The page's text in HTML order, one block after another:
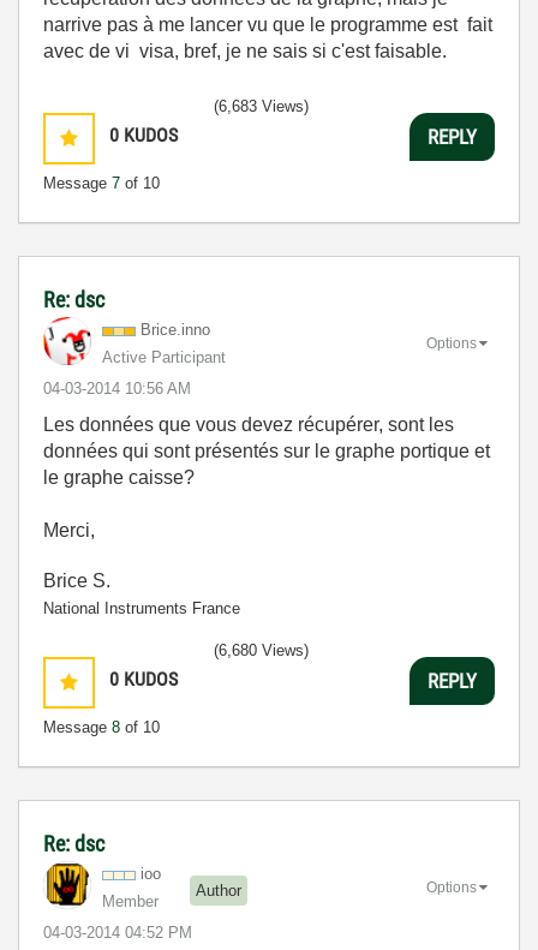
narrive pas à me lancer vu que le programme est fait
avec de vi visa, bref, je ne sais si c'est faisable.
0 KUDOS
Message 7 of 10
(6,683 Views)
REPLY
Re: dsc
Brice.inno
Active Participant
‎04-03-2014 10:56 AM
Options
Les données que vous devez récupérer, sont les
données qui sont présentés sur le graphe portique et
le graphe caisse?
Merci,
Brice S.
National Instruments France
0 KUDOS
Message 8 of 10
(6,680 Views)
REPLY
Re: dsc
ioo
Member
Author
‎04-03-2014 04:52 PM
Options